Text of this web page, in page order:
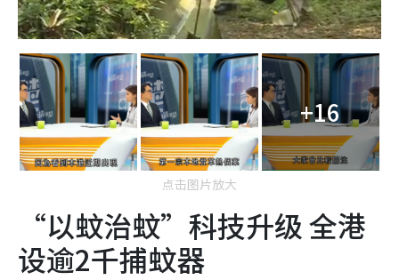
+16
点击图片放大
“以蚊治蚊”科技升级 全港
设逾2千捕蚊器